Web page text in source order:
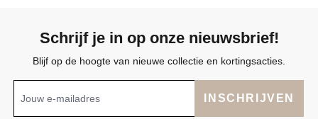
Schrijf je in op onze nieuwsbrief!
Blijf op de hoogte van nieuwe collectie en kortingsacties.
INSCHRIJVEN